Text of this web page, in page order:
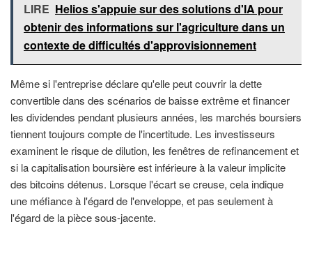
LIRE Helios s'appuie sur des solutions d'IA pour
obtenir des informations sur l'agriculture dans un
contexte de difficultés d'approvisionnement
Même si l'entreprise déclare qu'elle peut couvrir la dette
convertible dans des scénarios de baisse extrême et financer
les dividendes pendant plusieurs années, les marchés boursiers
tiennent toujours compte de l'incertitude. Les investisseurs
examinent le risque de dilution, les fenêtres de refinancement et
si la capitalisation boursière est inférieure à la valeur implicite
des bitcoins détenus. Lorsque l'écart se creuse, cela indique
une méfiance à l'égard de l'enveloppe, et pas seulement à
l'égard de la pièce sous-jacente.